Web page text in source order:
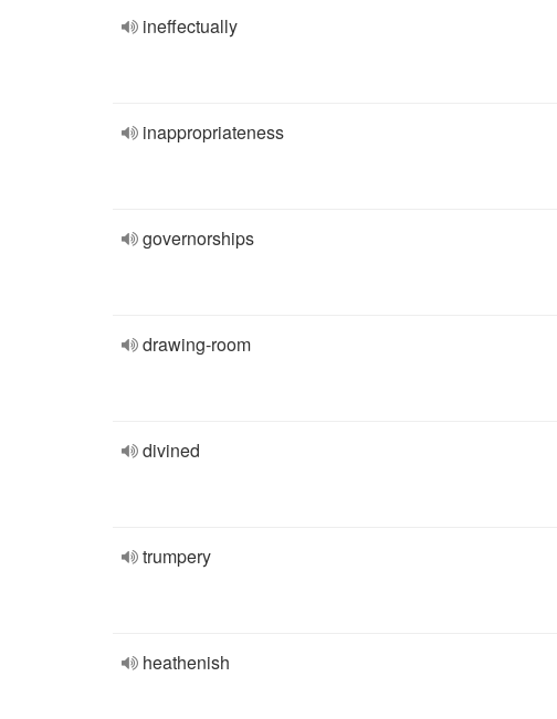
ineffectually
inappropriateness
governorships
drawing-room
divined
trumpery
heathenish